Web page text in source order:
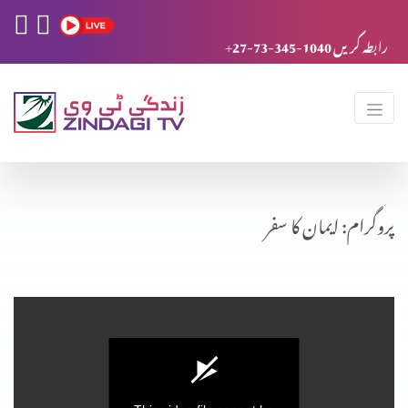
+27-73-345-1040 رابطہ کریں
پروگرام: ایمان کا سفر